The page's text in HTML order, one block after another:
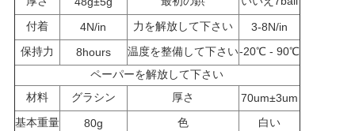
し
な
さ
い
付着
4N/in 力を解放して下さい
3-8N/in
保持力
8hours 温度を整備して下さい-20℃ - 90℃
ペーパーを解放して下さい
材料
グラシン 厚さ
70um±3um
基本重量
80g 色
白い